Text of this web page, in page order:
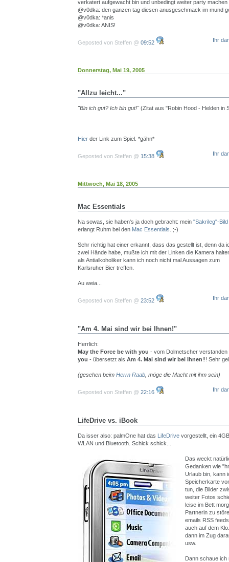
verkatert aufgewacht bin und unbedingt weiter party machen
@v0dka: den ganzen tag diesen anusgeschmack im mund
@v0dka: *anis
@v0dka: ANIS!
Geposted von Steffen @ 09:52 Ihr
Donnerstag, Mai 19, 2005
"Allzu leicht..."
"Bin ich gut? Ich bin gut!"(Zitat aus "Robin Hood - Helden in
Hier der Link zum Spiel. *gähn*
Geposted von Steffen @ 15:38 Ihr
Mittwoch, Mai 18, 2005
Mac Essentials
Na sowas, sie haben's ja doch gebracht: mein "Sakrileg"-Bild
erlangt Ruhm bei den Mac Essentials. ;-)
Sehr richtig hat einer erkannt, dass das gestellt ist, denn da
zwei Hände habe, mußte ich mit der Linken die Kamera
als Antialkoholiker kann ich noch nicht mal Aussagen zum
Karlsruher Bier treffen.
Au weia...
Geposted von Steffen @ 23:52 Ihr
"Am 4. Mai sind wir bei Ihnen!"
Herrlich:
May the Force be with you - vom Dolmetscher
you - übersetzt als Am 4. Mai sind wir bei Ihnen!!! Sehr
(gesehen beim Herrn Raab , möge die Macht mit ihm sein)
Geposted von Steffen @ 22:16 Ihr
LifeDrive vs. iBook
Da isser also: palmOne hat das LifeDrive vorgestellt, ein
WLAN und Bluetooth. Schick schick...
Das weckt
Gedanken wie
Urlaub bin, kann
Speicherkarte
tun, die Bilder
weiter Fotos
leise im Bett
Partnerin zu
emails RSS
auch auf dem
dann im Zug
usw.
Dann schaue ich